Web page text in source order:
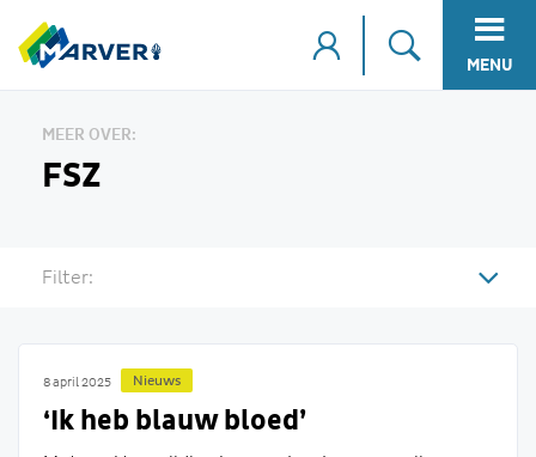
MENU
MEER OVER:
FSZ
Filter:
8 april 2025 Nieuws
‘Ik heb blauw bloed’